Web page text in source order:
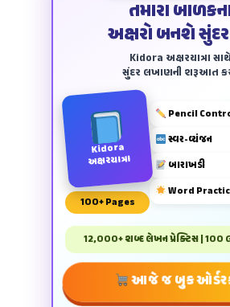
તમારા
અક્ષરો બનશે સુંદર
Kidora અક્ષરયાત્રા સાથે
સુંદર લખાણની શરૂઆત
Kidora
અક્ષરયાત્રા
100+ Pages
Pencil
સ્વર-વ્યંજન
બારાખડી
Word
12,000+ શબ્દ લેખન પ્રેક્ટિસ | 100
આજે જ બુક ઓર્ડર